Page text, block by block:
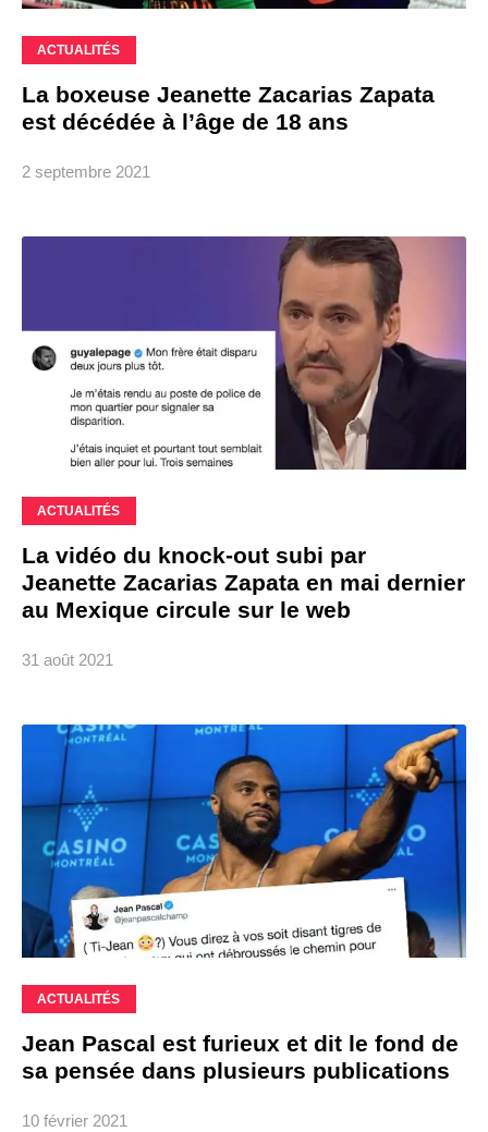
ACTUALITÉS
La boxeuse Jeanette Zacarias Zapata
est décédée à l’âge de 18 ans
2 septembre 2021
ACTUALITÉS
La vidéo du knock-out subi par
Jeanette Zacarias Zapata en mai dernier
au Mexique circule sur le web
31 août 2021
ACTUALITÉS
Jean Pascal est furieux et dit le fond de
sa pensée dans plusieurs publications
10 février 2021